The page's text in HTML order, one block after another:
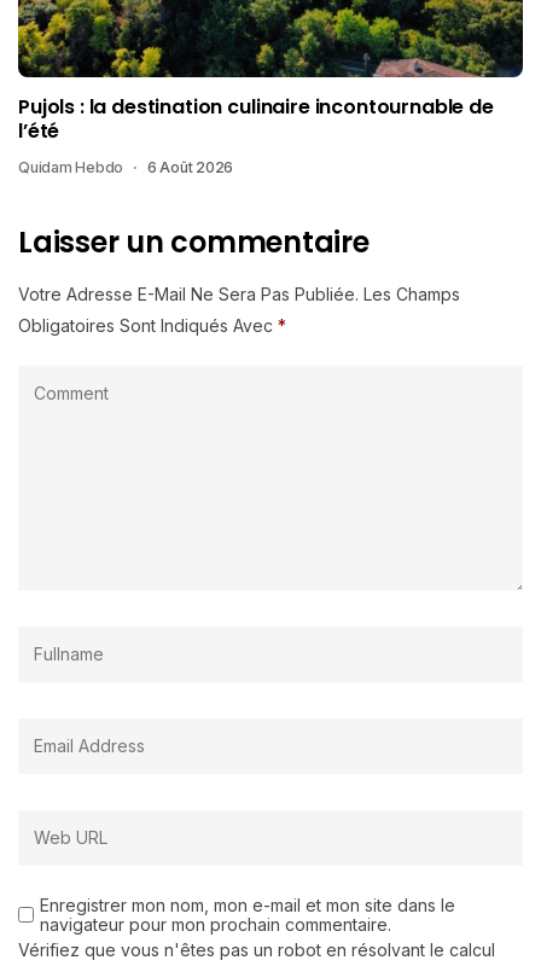
Pujols : la destination culinaire incontournable de
l’été
Quidam Hebdo 6 Août 2026
Laisser un commentaire
Votre Adresse E-Mail Ne Sera Pas Publiée. Les Champs
Obligatoires Sont Indiqués Avec *
Enregistrer mon nom, mon e-mail et mon site dans le
navigateur pour mon prochain commentaire.
Vérifiez que vous n'êtes pas un robot en résolvant le calcul